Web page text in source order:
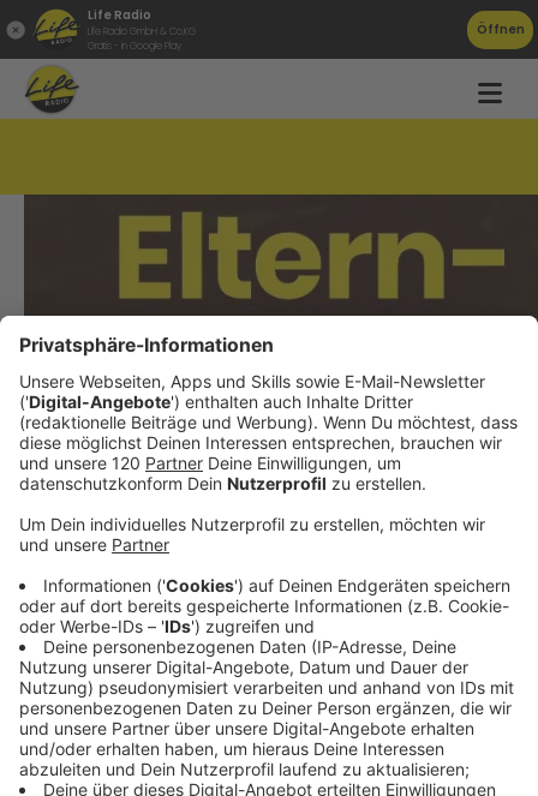
Life Radio
Life Radio GmbH & Co.KG
Gratis - in Google Play
Öffnen